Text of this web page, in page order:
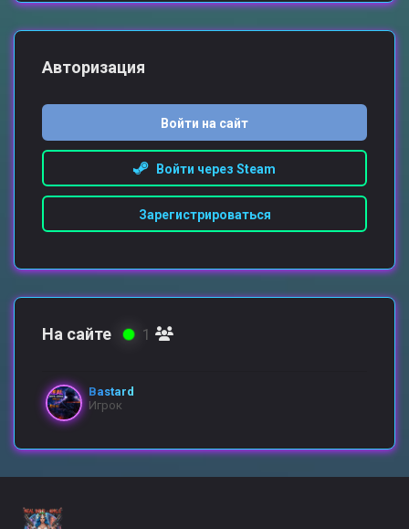
Авторизация
Войти на сайт
Войти через Steam
Зарегистрироваться
На сайте 1
Bastard
Игрок